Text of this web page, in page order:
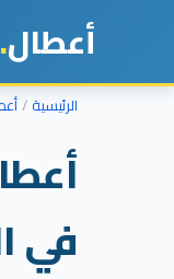
أعطال
الرئيسية
في